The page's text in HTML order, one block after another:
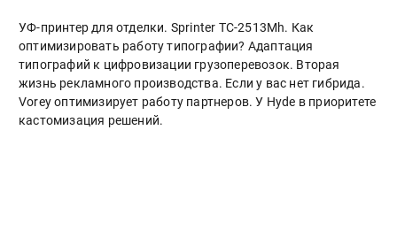
УФ-принтер для отделки. Sprinter ТС-2513Mh. Как
оптимизировать работу типографии? Адаптация
типографий к цифровизации грузоперевозок. Вторая
жизнь рекламного производства. Если у вас нет гибрида.
Vorey оптимизирует работу партнеров. У Hyde в приоритете
кастомизация решений.